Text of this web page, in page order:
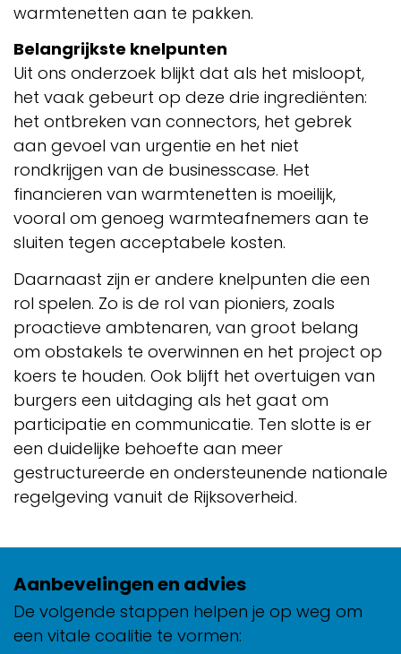
warmtenetten aan te pakken.
Belangrijkste knelpunten
Uit ons onderzoek blijkt dat als het misloopt,
het vaak gebeurt op deze drie ingrediënten:
het ontbreken van connectors, het gebrek
aan gevoel van urgentie en het niet
rondkrijgen van de businesscase. Het
financieren van warmtenetten is moeilijk,
vooral om genoeg warmteafnemers aan te
sluiten tegen acceptabele kosten.
Daarnaast zijn er andere knelpunten die een
rol spelen. Zo is de rol van pioniers, zoals
proactieve ambtenaren, van groot belang
om obstakels te overwinnen en het project op
koers te houden. Ook blijft het overtuigen van
burgers een uitdaging als het gaat om
participatie en communicatie. Ten slotte is er
een duidelijke behoefte aan meer
gestructureerde en ondersteunende nationale
regelgeving vanuit de Rijksoverheid.
Aanbevelingen en advies
De volgende stappen helpen je op weg om
een vitale coalitie te vormen: